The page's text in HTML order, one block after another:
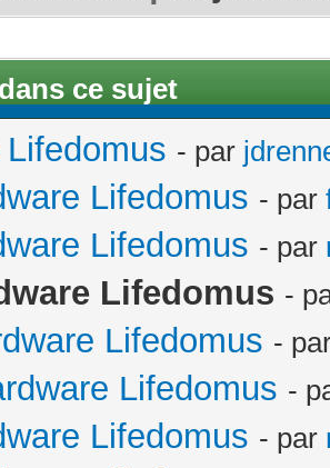
ce sujet
- par
Lifedomus - par
Lifedomus - par
Lifedomus -
Lifedomus -
Lifedomus -
Lifedomus - par